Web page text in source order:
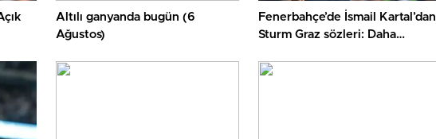
Altılı ganyanda bugün (6
Ağustos)
Fenerbahçe’de İsmail Kartal’dan
Sturm Graz sözleri: Daha